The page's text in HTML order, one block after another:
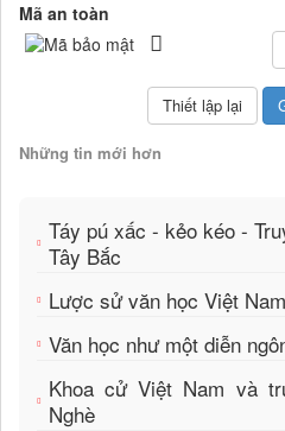
Mã an toàn
Những tin mới hơn
Táy pú xấc - kẻo kéo -
Tây Bắc
Lược sử văn học Việt Nam
Văn học như một diễn
Khoa cử Việt Nam và
Nghè